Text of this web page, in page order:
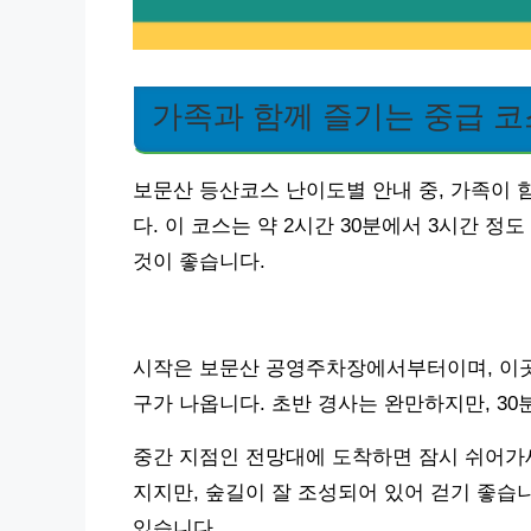
가족과 함께 즐기는 중급 코
보문산 등산코스 난이도별 안내 중, 가족이
다. 이 코스는 약 2시간 30분에서 3시간 정
것이 좋습니다.
시작은 보문산 공영주차장에서부터이며,
구가 나옵니다. 초반 경사는 완만하지만,
중간 지점인 전망대에 도착하면 잠시 쉬어
지지만, 숲길이 잘 조성되어 있어 걷기 좋습